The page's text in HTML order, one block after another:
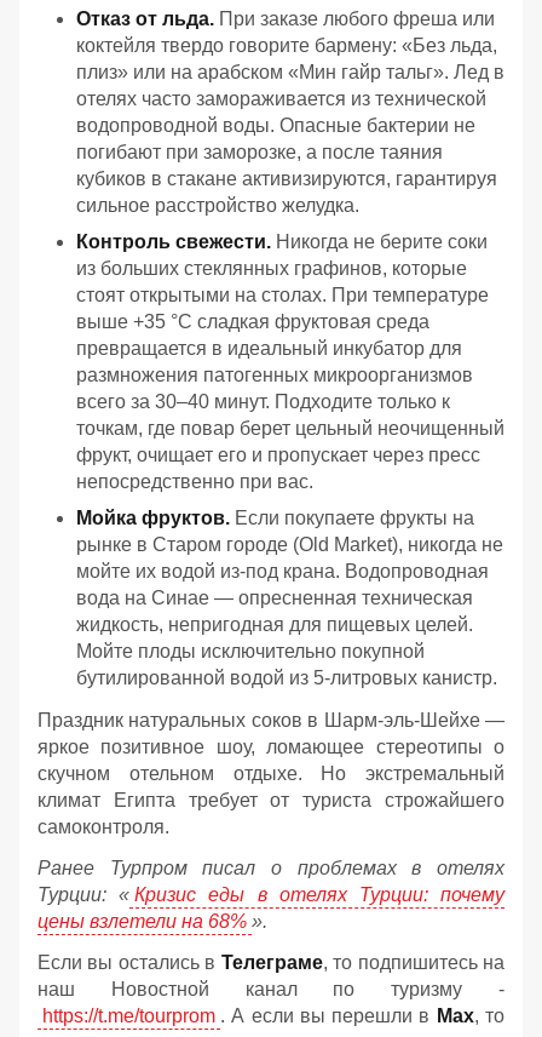
Отказ от льда. При заказе любого фреша или
коктейля твердо говорите бармену: «Без льда,
плиз» или на арабском «Мин гайр тальг». Лед в
отелях часто замораживается из технической
водопроводной воды. Опасные бактерии не
погибают при заморозке, а после таяния
кубиков в стакане активизируются, гарантируя
сильное расстройство желудка.
Контроль свежести. Никогда не берите соки
из больших стеклянных графинов, которые
стоят открытыми на столах. При температуре
выше +35 °C сладкая фруктовая среда
превращается в идеальный инкубатор для
размножения патогенных микроорганизмов
всего за 30–40 минут. Подходите только к
точкам, где повар берет цельный неочищенный
фрукт, очищает его и пропускает через пресс
непосредственно при вас.
Мойка фруктов. Если покупаете фрукты на
рынке в Старом городе (Old Market), никогда не
мойте их водой из-под крана. Водопроводная
вода на Синае — опресненная техническая
жидкость, непригодная для пищевых целей.
Мойте плоды исключительно покупной
бутилированной водой из 5-литровых канистр.
Праздник натуральных соков в Шарм-эль-Шейхе —
яркое позитивное шоу, ломающее стереотипы о
скучном отельном отдыхе. Но экстремальный
климат Египта требует от туриста строжайшего
самоконтроля.
Ранее Турпром писал о проблемах в отелях
Турции: « Кризис еды в отелях Турции: почему
цены взлетели на 68% ».
Если вы остались в Телеграме, то подпишитесь на
наш Новостной канал по туризму -
https://t.me/tourprom . А если вы перешли в Мах, то